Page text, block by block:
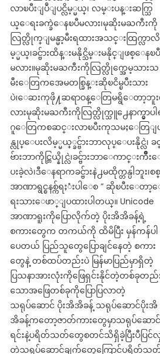
လာၿပီးျပဳျပင္လိမ့္မယ္၊ လမ္းပန္းဆက္သြ
ယ္ေရးခက္ခဲေနၿပီမလား၊မုဆိုးမႀကီးကို
လြတ္လိုက္ျမန္မာ့မီးရထားအသင္းထြက္လာလိ
မ့္မယ္၊ခင္ဗ်ားထိန္းမနိုင္သိမ္းမနိုင္ျဖစ္ေနၿပီ
မလား။မုဆိုးမႀကီးကိုလြတ္လိုက္အေမ့သားသ
မီးေတြကအေမတစ္ခြန္းဆိုၿငိမ္ၿပီးသား
ပဲ၊ေဆးကုဖို႔ဆရာဝန္ေတြမရွိေတာ့ဘူး
လားမုဆိုးမႀကီးကိုလြတ္လိုက္သူ႕ေနာက္မွာပါ
ဂူေတြကစဆင္းလာၿပီးကုသမႈေတြျ
န္လုပ္ေပးလိမ့္မယ္္ခင္ဗ်ားဘာလုပ္ေပးနိုင္လဲ၊ ခ
ဗ်ားဘာကိုင္တြယ္နိုင္လဲ၊ခင္ဗ်ားဘာေကာင္းက်ိဳး
ပးခဲ့လဲ၊ဒီေနရာကခင္ဗ်ားနဲ႕မထိုက္တန္ပါဘူး၊စစ္
အာဏာရွင္စနစ္က်ရႈံးပါေစ ” ဆိုၿပီးေတာ့
ရးသားေဖာ္ျပထားပါတယ္။ Unicode
အာဏာရူးကိုပြောလိုက်တဲ့ ပိုးအိအိခန့်ရဲ့
စကားတွေက တကယ်ကို ထိမိပြီး မှန်ကန်ပါ
ပေတယ် ပြည်သူတွေပြောချင်နေတဲ့ စကား
တွေနဲ့ တစ်ထပ်တည်းပဲ မြန်မာပြည်မှာရှိတဲ့
ပြသနာအားလုံးကိုဖြေရှင်းနိုင်တဲ့တစ်ခုတည်
သောအဖြေတစ်ခုကိုပြောပြလာတဲ့
သရုပ်ဆောင် ပိုးအိအိခန့် သရုပ်ဆောင်ပိုးအိ
အိခန့်ကတော့ဇာတ်ကားတွေမှာသရုပ်ဆောင်
ရင်းနဲ့ပရိတ်သတ်တွေစတင်သိရှိခဲ့ပြီးပီပြင်
တဲ့သရုပ်ဆောင်ချက်တွေကြောင့်ပရိတ်သ